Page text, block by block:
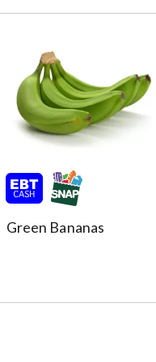
Green Bananas